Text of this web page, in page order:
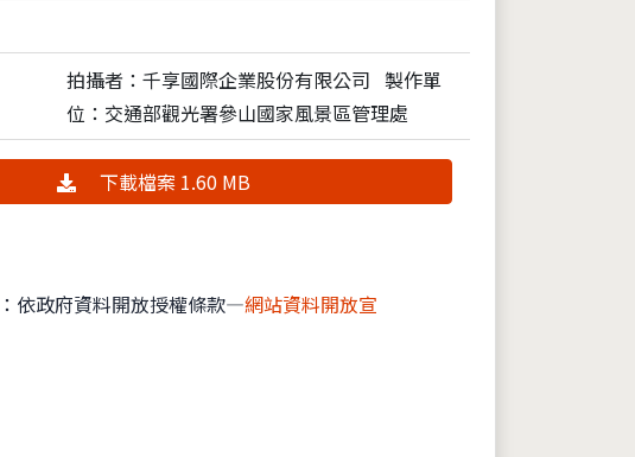
拍攝者：千享國際企業股份有限公司 製作單
位：交通部觀光署參山國家風景區管理處
下載檔案 1.60 MB
依政府資料開放授權條款—網站資料開放宣